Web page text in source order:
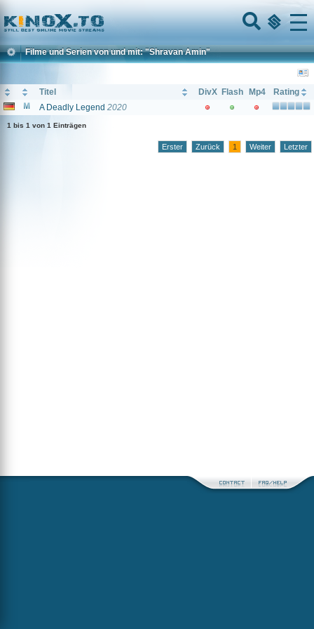
Home
Menu
Filme und Serien von und mit: "Shravan Amin"
Titel DivX Flash Mp4
Rating
A Deadly Legend 2020
1 bis 1 von 1 Einträgen
Erster Zurück 1 Weiter Letzter